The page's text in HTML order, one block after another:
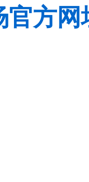
官方网